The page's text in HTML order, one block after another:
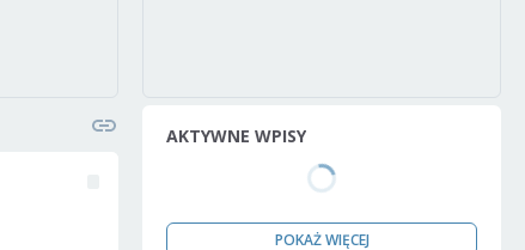
AKTYWNE WPISY
POKAŻ WIĘCEJ